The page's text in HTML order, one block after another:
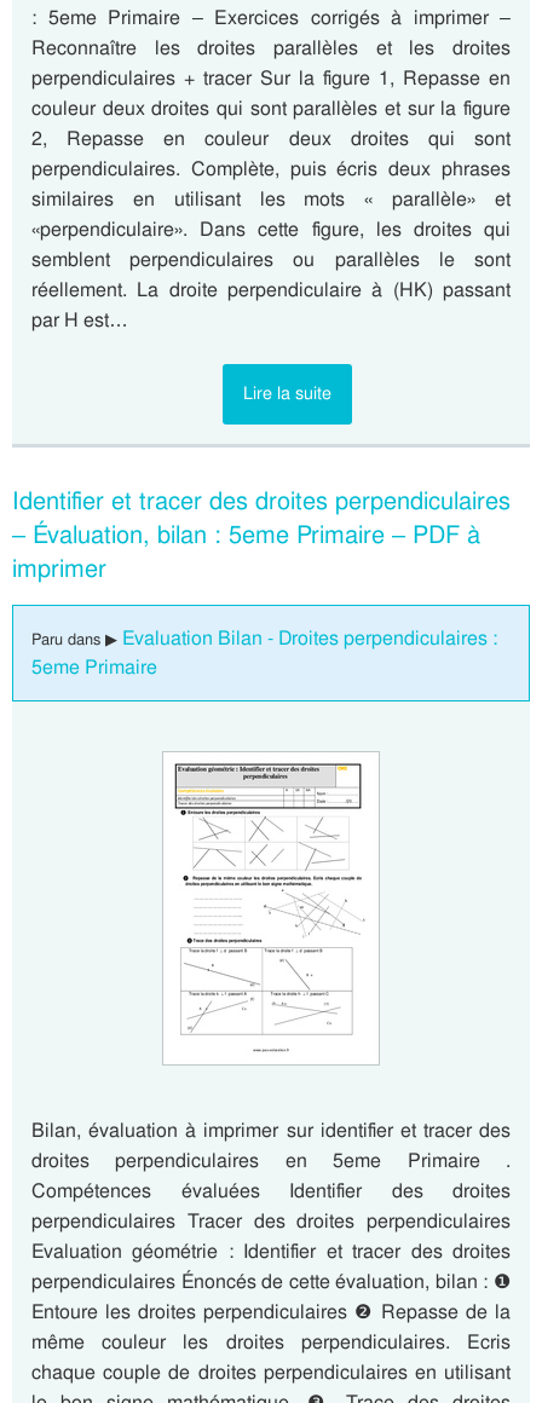
: 5eme Primaire – Exercices corrigés à imprimer –
Reconnaître les droites parallèles et les droites
perpendiculaires + tracer Sur la figure 1, Repasse en
couleur deux droites qui sont parallèles et sur la figure
2, Repasse en couleur deux droites qui sont
perpendiculaires. Complète, puis écris deux phrases
similaires en utilisant les mots « parallèle» et
«perpendiculaire». Dans cette figure, les droites qui
semblent perpendiculaires ou parallèles le sont
réellement. La droite perpendiculaire à (HK) passant
par H est…
Lire la suite
Identifier et tracer des droites perpendiculaires
– Évaluation, bilan : 5eme Primaire – PDF à
imprimer
Paru dans ▶ Evaluation Bilan - Droites perpendiculaires :
5eme Primaire
Bilan, évaluation à imprimer sur identifier et tracer des
droites perpendiculaires en 5eme Primaire .
Compétences évaluées Identifier des droites
perpendiculaires Tracer des droites perpendiculaires
Evaluation géométrie : Identifier et tracer des droites
perpendiculaires Énoncés de cette évaluation, bilan : ❶
Entoure les droites perpendiculaires ❷ Repasse de la
même couleur les droites perpendiculaires. Ecris
chaque couple de droites perpendiculaires en utilisant